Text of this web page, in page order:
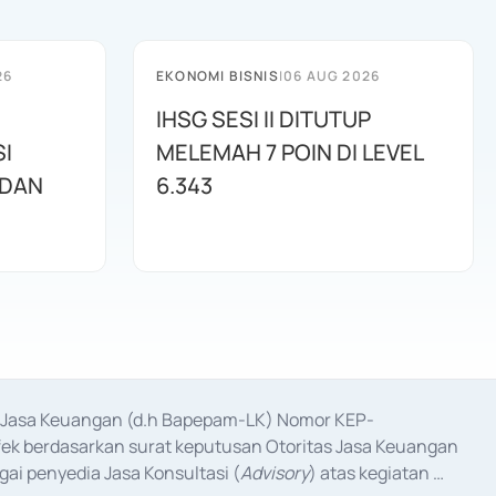
EKONOMI BISNIS|06 AUG 2026
IHSG SESI II DITUTUP
MELEMAH 7 POIN DI LEVEL
6.343
Keuangan (d.h Bapepam-LK) Nomor KEP-
berdasarkan surat keputusan Otoritas Jasa Keuangan
penyedia Jasa Konsultasi (Advisory) atas kegiatan